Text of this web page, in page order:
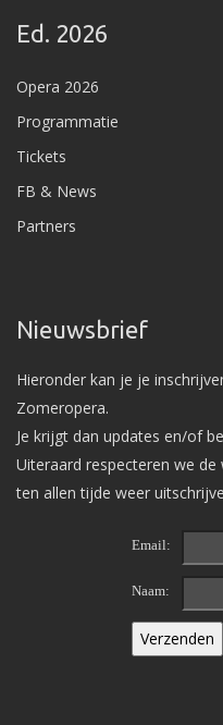
Ed. 2026
Opera 2026
Programmatie
Tickets
FB & News
Partners
Nieuwsbrief
Hieronder kan je je
Zomeropera.
Je krijgt dan updates en/of
Uiteraard respecteren we
ten allen tijde weer
Email:
Naam: